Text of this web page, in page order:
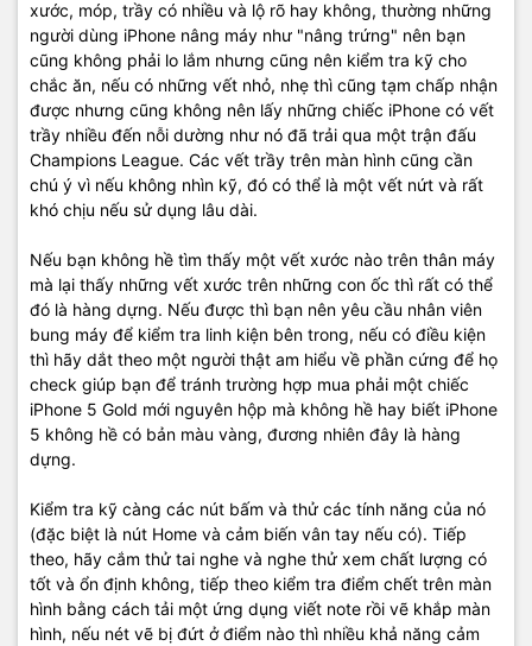
xước, móp, trầy có nhiều và lộ rõ hay không, thường những
người dùng iPhone nâng máy như "nâng trứng" nên bạn
cũng không phải lo lắm nhưng cũng nên kiểm tra kỹ cho
chắc ăn, nếu có những vết nhỏ, nhẹ thì cũng tạm chấp nhận
được nhưng cũng không nên lấy những chiếc iPhone có vết
trầy nhiều đến nỗi dường như nó đã trải qua một trận đấu
Champions League. Các vết trầy trên màn hình cũng cần
chú ý vì nếu không nhìn kỹ, đó có thể là một vết nứt và rất
khó chịu nếu sử dụng lâu dài.
Nếu bạn không hề tìm thấy một vết xước nào trên thân máy
mà lại thấy những vết xước trên những con ốc thì rất có thể
đó là hàng dựng. Nếu được thì bạn nên yêu cầu nhân viên
bung máy để kiểm tra linh kiện bên trong, nếu có điều kiện
thì hãy dắt theo một người thật am hiểu về phần cứng để họ
check giúp bạn để tránh trường hợp mua phải một chiếc
iPhone 5 Gold mới nguyên hộp mà không hề hay biết iPhone
5 không hề có bản màu vàng, đương nhiên đây là hàng
dựng.
Kiểm tra kỹ càng các nút bấm và thử các tính năng của nó
(đặc biệt là nút Home và cảm biến vân tay nếu có). Tiếp
theo, hãy cắm thử tai nghe và nghe thử xem chất lượng có
tốt và ổn định không, tiếp theo kiểm tra điểm chết trên màn
hình bằng cách tải một ứng dụng viết note rồi vẽ khắp màn
hình, nếu nét vẽ bị đứt ở điểm nào thì nhiều khả năng cảm